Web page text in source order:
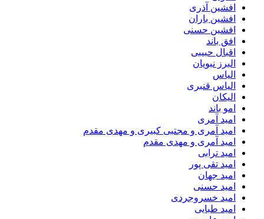
افشین آذری
افشین باران
افشین حسنی
افق باند
اقبال حبیبی
البرز نبویان
الیاس
الیاس قنبرى
الیکان
امو باند
امید آمری
امید آمری و مجتبی کبیری و مهدى مقدم
امید آمری و مهدی مقدم
امید ترابی
امید تقی پور
امید جهان
امید حسنی
امید خسروجردی
امید طبایی